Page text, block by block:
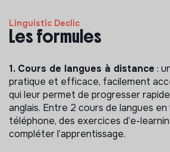
Linguistic Declic
Les formules
1. Cours de langues à distance :
pratique et efficace, facilement
qui leur permet de progresser
anglais. Entre 2 cours de langues
téléphone, des exercices d’e-
compléter l’apprentissage.